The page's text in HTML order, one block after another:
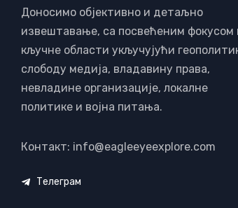
Доносимо објективно и детаљно
извештавање, са посвећеним фокусом
кључне области укључујући
слободу медија, владавину права,
невладине организације, локалне
политике и војна питања.
Контакт: info@eagleeyeexplore.com
Телеграм